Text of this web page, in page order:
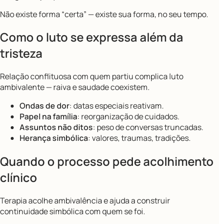
Não existe forma “certa” — existe sua forma, no seu tempo.
Como o luto se expressa além da
tristeza
Relação conflituosa com quem partiu complica luto
ambivalente — raiva e saudade coexistem.
Ondas de dor: datas especiais reativam.
Papel na família: reorganização de cuidados.
Assuntos não ditos: peso de conversas truncadas.
Herança simbólica: valores, traumas, tradições.
Quando o processo pede acolhimento
clínico
Terapia acolhe ambivalência e ajuda a construir
continuidade simbólica com quem se foi.